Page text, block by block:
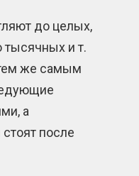
до целых,
тысячных и т.
же самым
а
после